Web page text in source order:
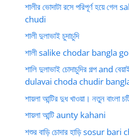
শালীর ভোদাটা রসে পরিপূর্ণ হয়ে
chudi
শালী দুলাভাই চুদাচুদি
শালী salike chodar bangla
শালি দুলাভাই চোদাচুদির গল্প and
dulavai choda chudir
শায়লা আন্টির দুধ খাওয়া। নতুন বাংলা
শায়লা আন্টি aunty kahani
শশুর বাড়ি চোদার হাড়ি sosur